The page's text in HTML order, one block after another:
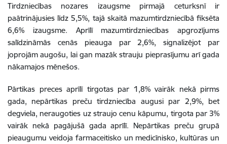
Tirdzniecības nozares izaugsme pirmajā ceturksnī ir
paātrinājusies līdz 5,5%, tajā skaitā mazumtirdzniecībā fiksēta
6,6% izaugsme. Aprīlī mazumtirdzniecības apgrozījums
salīdzināmās cenās pieauga par 2,6%, signalizējot par
joprojām augošu, lai gan mazāk strauju pieprasījumu arī gada
nākamajos mēnešos.
Pārtikas preces aprīlī tirgotas par 1,8% vairāk nekā pirms
gada, nepārtikas preču tirdzniecība augusi par 2,9%, bet
degviela, neraugoties uz straujo cenu kāpumu, tirgota par 3%
vairāk nekā pagājušā gada aprīlī. Nepārtikas preču grupā
pieaugumu veidoja farmaceitisko un medicīnisko, kultūras un